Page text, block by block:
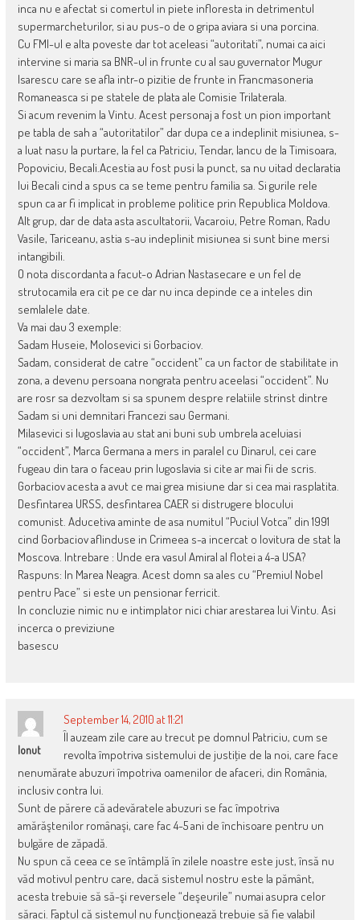
inca nu e afectat si comertul in piete infloresta in detrimentul
supermarcheturilor, si au pus-o de o gripa aviara si una porcina.
Cu FMI-ul e alta poveste dar tot aceleasi “autoritati”, numai ca aici
intervine si maria sa BNR-ul in frunte cu al sau guvernator Mugur
Isarescu care se afla intr-o pizitie de frunte in Francmasoneria
Romaneasca si pe statele de plata ale Comisie Trilaterala.
Si acum revenim la Vintu. Acest personaj a fost un pion important
pe tabla de sah a “autoritatilor” dar dupa ce a indeplinit misiunea, s-
a luat nasu la purtare, la fel ca Patriciu, Tendar, Iancu de la Timisoara,
Popoviciu, Becali.Acestia au fost pusi la punct, sa nu uitad declaratia
lui Becali cind a spus ca se teme pentru familia sa. Si gurile rele
spun ca ar fi implicat in probleme politice prin Republica Moldova.
Alt grup, dar de data asta ascultatorii, Vacaroiu, Petre Roman, Radu
Vasile, Tariceanu, astia s-au indeplinit misiunea si sunt bine mersi
intangibili.
O nota discordanta a facut-o Adrian Nastasecare e un fel de
strutocamila era cit pe ce dar nu inca depinde ce a inteles din
semlalele date.
Va mai dau 3 exemple:
Sadam Huseie, Molosevici si Gorbaciov.
Sadam, considerat de catre “occident” ca un factor de stabilitate in
zona, a devenu persoana nongrata pentru aceelasi “occident”. Nu
are rosr sa dezvoltam si sa spunem despre relatiile strinst dintre
Sadam si uni demnitari Francezi sau Germani.
Milasevici si Iugoslavia au stat ani buni sub umbrela aceluiasi
“occident”, Marca Germana a mers in paralel cu Dinarul, cei care
fugeau din tara o faceau prin Iugoslavia si cite ar mai fii de scris.
Gorbaciov acesta a avut ce mai grea misiune dar si cea mai rasplatita.
Desfintarea URSS, desfintarea CAER si distrugere blocului
comunist. Aducetiva aminte de asa numitul “Puciul Votca” din 1991
cind Gorbaciov aflinduse in Crimeea s-a incercat o lovitura de stat la
Moscova. Intrebare : Unde era vasul Amiral al flotei a 4-a USA?
Raspuns: In Marea Neagra. Acest domn sa ales cu “Premiul Nobel
pentru Pace” si este un pensionar ferricit.
In concluzie nimic nu e intimplator nici chiar arestarea lui Vintu. Asi
incerca o previziune
basescu
Ionut
September 14, 2010 at 11:21
Îl auzeam zile care au trecut pe domnul Patriciu, cum se
revolta împotriva sistemului de justiţie de la noi, care face
nenumărate abuzuri împotriva oamenilor de afaceri, din România,
inclusiv contra lui.
Sunt de părere că adevăratele abuzuri se fac împotriva
amărăştenilor românaşi, care fac 4-5 ani de închisoare pentru un
bulgăre de zăpadă.
Nu spun că ceea ce se întâmplă în zilele noastre este just, însă nu
văd motivul pentru care, dacă sistemul nostru este la pământ,
acesta trebuie să să-şi reversele “deşeurile” numai asupra celor
săraci. Faptul că sistemul nu funcţionează trebuie să fie valabil